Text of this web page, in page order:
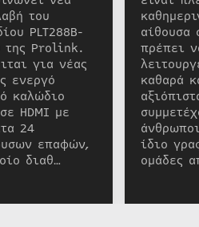
του
PLT288B-
της Prolink.
για νέας
ενεργό
καλώδιο
HDMI με
24
επαφών,
διαθ…
αίθουσα
πρέπει
καθαρά
ίδιο
ομάδες